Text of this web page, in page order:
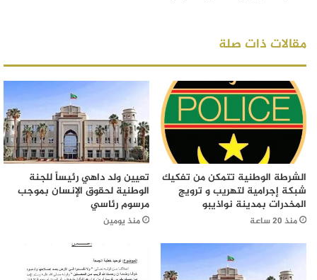
مقالات ذات صلة
الشرطة الوطنية تتمكن من تفكيك
شبكة إجرامية لتهريب و ترويج
المخدرات بمدينة نواذيبو
منذ 20 ساعة
تعيين ولد داهي رئيساً للجنة
الوطنية لحقوق الإنسان بموجب
مرسوم رئاسي
منذ يومين